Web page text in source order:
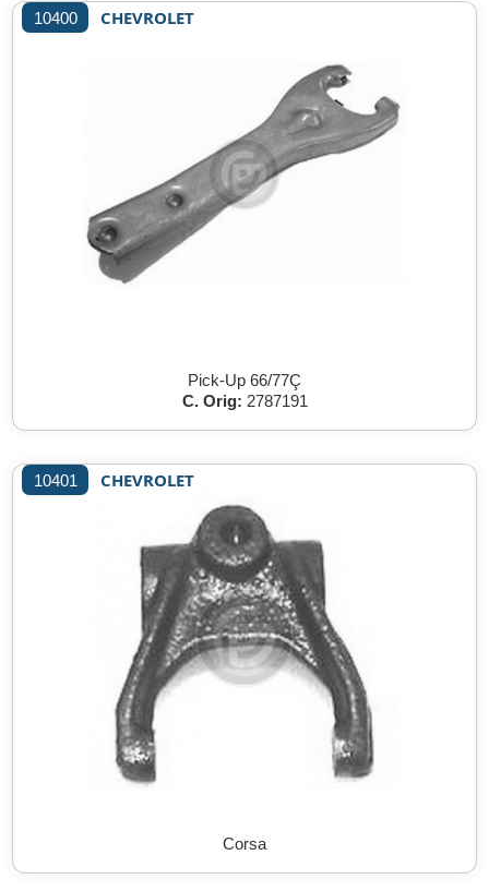
10400 CHEVROLET
Pick-Up 66/77Ç
C. Orig: 2787191
10401 CHEVROLET
Corsa